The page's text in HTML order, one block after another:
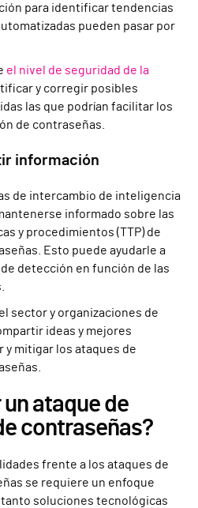
para identificar tendencias
pueden pasar por
el nivel de seguridad de la
y corregir posibles
las que podrían facilitar los
de contraseñas.
información
de intercambio de inteligencia
informado sobre las
y procedimientos (TTP) de
Esto puede ayudarle a
detección en función de las
sector y organizaciones de
ideas y mejores
y mitigar los ataques de
ataque de
contraseñas?
frente a los ataques de
se requiere un enfoque
soluciones tecnológicas